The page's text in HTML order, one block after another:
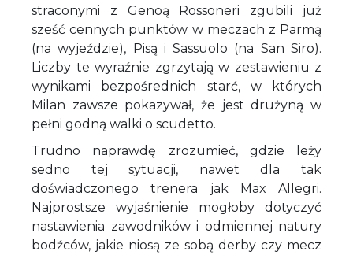
straconymi z Genoą Rossoneri zgubili już
sześć cennych punktów w meczach z Parmą
(na wyjeździe), Pisą i Sassuolo (na San Siro).
Liczby te wyraźnie zgrzytają w zestawieniu z
wynikami bezpośrednich starć, w których
Milan zawsze pokazywał, że jest drużyną w
pełni godną walki o scudetto.
Trudno naprawdę zrozumieć, gdzie leży
sedno tej sytuacji, nawet dla tak
doświadczonego trenera jak Max Allegri.
Najprostsze wyjaśnienie mogłoby dotyczyć
nastawienia zawodników i odmiennej natury
bodźców, jakie niosą ze sobą derby czy mecz